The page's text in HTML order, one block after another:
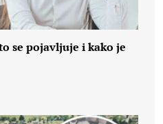
se pojavljuje i kako je